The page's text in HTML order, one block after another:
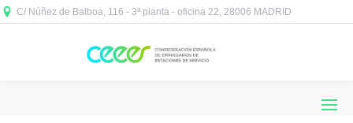
C/ Núñez de Balboa, 116 - 3ª planta - oficina 22, 28006 MADRID